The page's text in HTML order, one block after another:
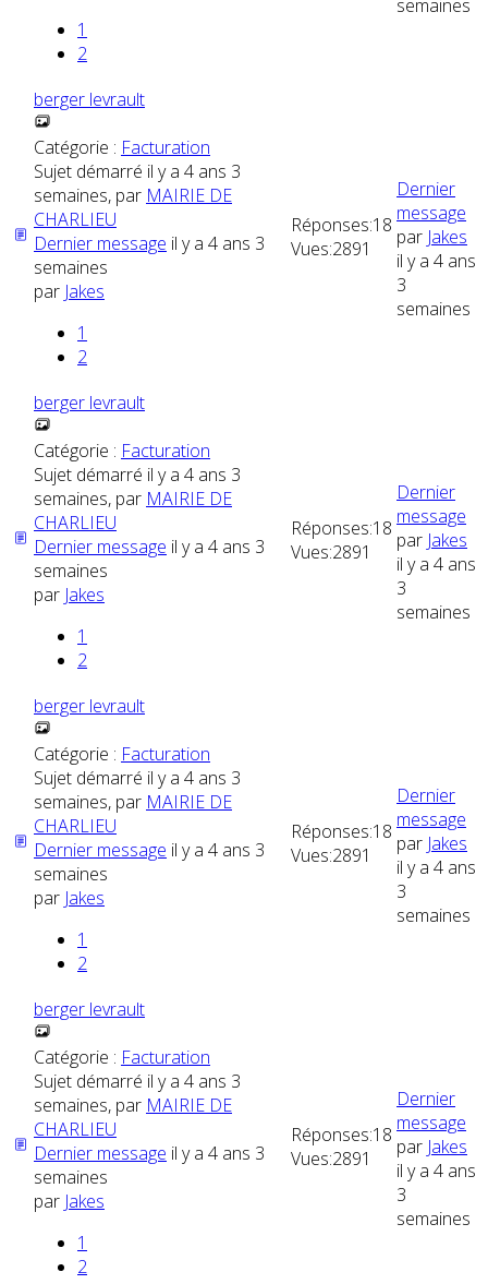
1
2
semaines
berger levrault
Catégorie : Facturation
Sujet démarré il y a 4 ans 3
semaines, par MAIRIE DE
CHARLIEU
Dernier message il y a 4 ans 3
semaines
par Jakes
1
2
Réponses:18
Vues:2891
Dernier
message
par Jakes
il y a 4 ans
3
semaines
berger levrault
Catégorie : Facturation
Sujet démarré il y a 4 ans 3
semaines, par MAIRIE DE
CHARLIEU
Dernier message il y a 4 ans 3
semaines
par Jakes
1
2
Réponses:18
Vues:2891
Dernier
message
par Jakes
il y a 4 ans
3
semaines
berger levrault
Catégorie : Facturation
Sujet démarré il y a 4 ans 3
semaines, par MAIRIE DE
CHARLIEU
Dernier message il y a 4 ans 3
semaines
par Jakes
1
2
Réponses:18
Vues:2891
Dernier
message
par Jakes
il y a 4 ans
3
semaines
berger levrault
Catégorie : Facturation
Sujet démarré il y a 4 ans 3
semaines, par MAIRIE DE
CHARLIEU
Dernier message il y a 4 ans 3
semaines
par Jakes
1
2
Réponses:18
Vues:2891
Dernier
message
par Jakes
il y a 4 ans
3
semaines